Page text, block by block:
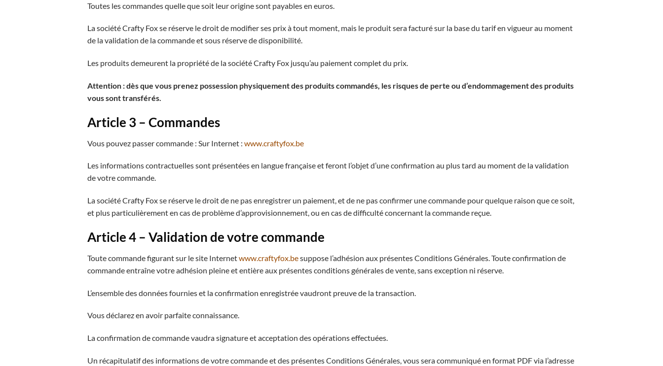
Toutes les commandes quelle que soit leur origine sont payables en euros.
La société Crafty Fox se réserve le droit de modifier ses prix à tout moment, mais le produit sera facturé sur la base du tarif en vigueur au moment
de la validation de la commande et sous réserve de disponibilité.
Les produits demeurent la propriété de la société Crafty Fox jusqu’au paiement complet du prix.
Attention : dès que vous prenez possession physiquement des produits commandés, les risques de perte ou d’endommagement des produits
vous sont transférés.
Article 3 – Commandes
Vous pouvez passer commande : Sur Internet : www.craftyfox.be
Les informations contractuelles sont présentées en langue française et feront l’objet d’une confirmation au plus tard au moment de la validation
de votre commande.
La société Crafty Fox se réserve le droit de ne pas enregistrer un paiement, et de ne pas confirmer une commande pour quelque raison que ce soit,
et plus particulièrement en cas de problème d’approvisionnement, ou en cas de difficulté concernant la commande reçue.
Article 4 – Validation de votre commande
Toute commande figurant sur le site Internetwww.craftyfox.besuppose l’adhésion aux présentes Conditions Générales. Toute confirmation de
commande entraîne votre adhésion pleine et entière aux présentes conditions générales de vente, sans exception ni réserve.
L’ensemble des données fournies et la confirmation enregistrée vaudront preuve de la transaction.
Vous déclarez en avoir parfaite connaissance.
La confirmation de commande vaudra signature et acceptation des opérations effectuées.
Un récapitulatif des informations de votre commande et des présentes Conditions Générales, vous sera communiqué en format PDF via l’adresse